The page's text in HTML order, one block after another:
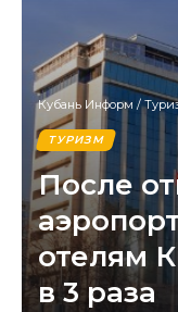
Кубань Информ /
ТУРИЗМ
После
отелям
в 3 раза